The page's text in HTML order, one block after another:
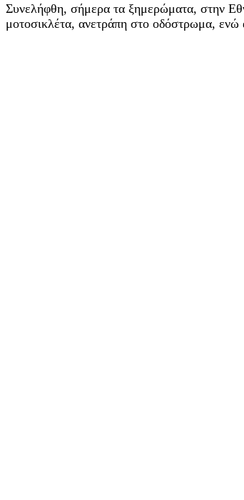
Συνελήφθη, σήμερα τα ξημερώματα, στην
μοτοσικλέτα, ανετράπη στο οδόστρωμα,